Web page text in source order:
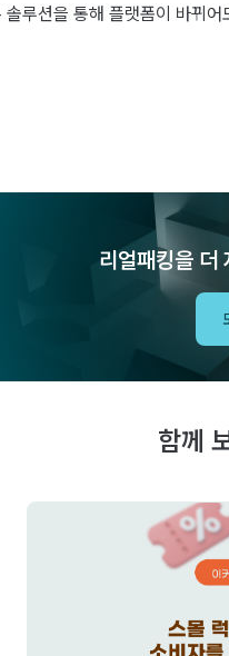
솔루션을 통해 플랫폼이 바뀌
리얼패킹을 더
함께